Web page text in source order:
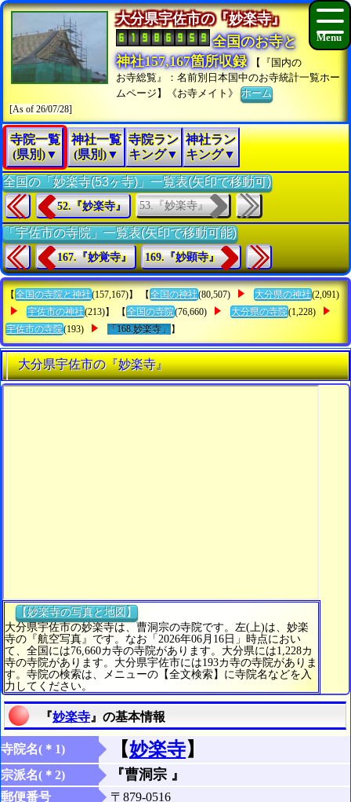
大分県宇佐市の『妙楽寺』
全国のお寺と
神社157,167箇所収録
【『国内の
お寺総覧』：名前別日本国中のお寺統計一覧ホー
ムページ】《お寺メイト》ホーム
[As of 26/07/28]
寺院一覧
(県別)▼
神社一覧
(県別)▼
寺院ラン
キング▼
神社ラン
キング▼
全国の「妙楽寺(53ヶ寺)」一覧表(矢印で移動可)
52.『妙楽寺』 53.『妙楽寺』
「宇佐市の寺院」一覧表(矢印で移動可能)
167.『妙覚寺』 169.『妙顕寺』
【 全国の寺院と神社(157,167)】 【 全国の神社(80,507) 大分県の神社(2,091)
宇佐市の神社(213)】 【 全国の寺院(76,660) 大分県の寺院(1,228)
宇佐市の寺院(193) 「168.妙楽寺」 】
大分県宇佐市の『妙楽寺』
【妙楽寺の写真と地図】
大分県宇佐市の妙楽寺は、曹洞宗の寺院です。左(上)は、妙楽
寺の『航空写真』です。なお「2026年06月16日」時点におい
て、全国には76,660カ寺の寺院があります。大分県には1,228カ
寺の寺院があります。大分県宇佐市には193カ寺の寺院がありま
す。寺院の検索は、メニューの【全文検索】に寺院名などを入
力してください。
『妙楽寺 』の基本情報
寺院名(＊1) 【妙楽寺】
宗派名(＊2) 『曹洞宗 』
郵便番号
〒879-0516